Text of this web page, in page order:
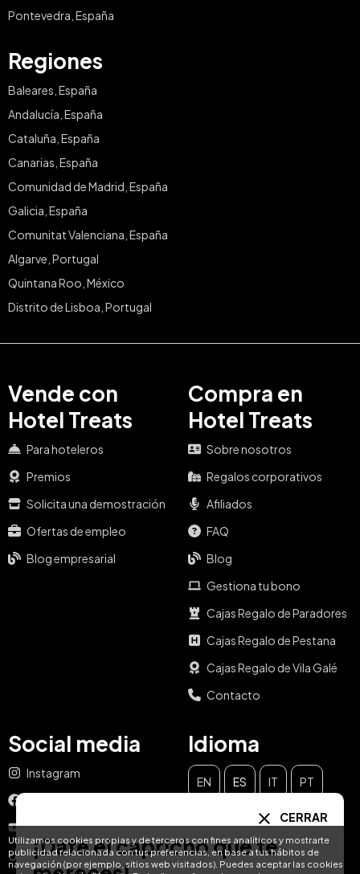
Utilizamos cookies propias y de terceros con fines analíticos y mostrarte
publicidad relacionada con tus preferencias, en base a tus hábitos de
navegación (por ejemplo, sitios web visitados). Puedes aceptar las cookies
Pontevedra, España
Regiones
Baleares, España
Andalucía, España
Cataluña, España
Canarias, España
Comunidad de Madrid, España
Galicia, España
Comunitat Valenciana, España
Algarve, Portugal
Quintana Roo, México
Distrito de Lisboa, Portugal
Vende con
Hotel Treats
Para hoteleros
Premios
Solicita una demostración
Ofertas de empleo
Blog empresarial
Compra en
Hotel Treats
Sobre nosotros
Regalos corporativos
Afiliados
FAQ
Blog
Gestiona tu bono
Cajas Regalo de Paradores
Cajas Regalo de Pestana
Cajas Regalo de Vila Galé
Contacto
Social media
Instagram
YouTube
TikTok
Idioma
EN ES IT PT
NLCERRAR
¡Date el capricho que te